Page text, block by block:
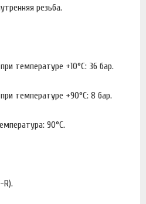
резьба.
температуре +10°С: 36 бар.
температуре +90°С: 8 бар.
90°С.
R).